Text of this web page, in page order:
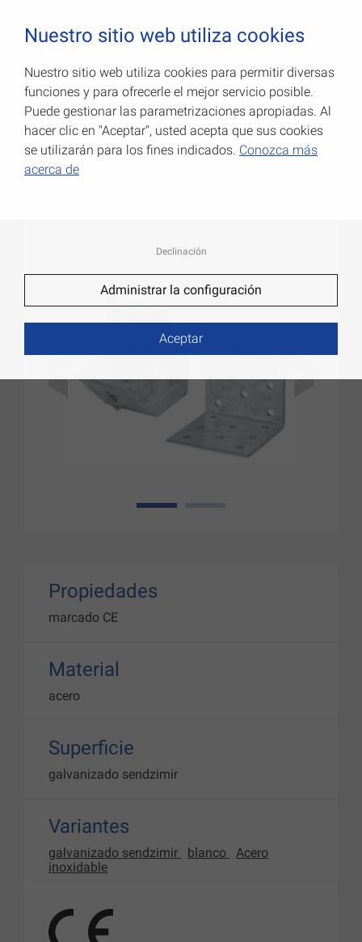
Placas angulares con
agujeros
Número de art.: 070937000G
1
Propiedades
marcado CE
Material
acero
Superficie
galvanizado sendzimir
Variantes
galvanizado sendzimir blanco
Acero
inoxidable
Nuestro sitio web utiliza cookies
Nuestro sitio web utiliza cookies para permitir diversas
funciones y para ofrecerle el mejor servicio posible.
Puede gestionar las parametrizaciones apropiadas. Al
hacer clic en "Aceptar", usted acepta que sus cookies
se utilizarán para los fines indicados. Conozca más
acerca de
Declinación
Administrar la configuración
Aceptar